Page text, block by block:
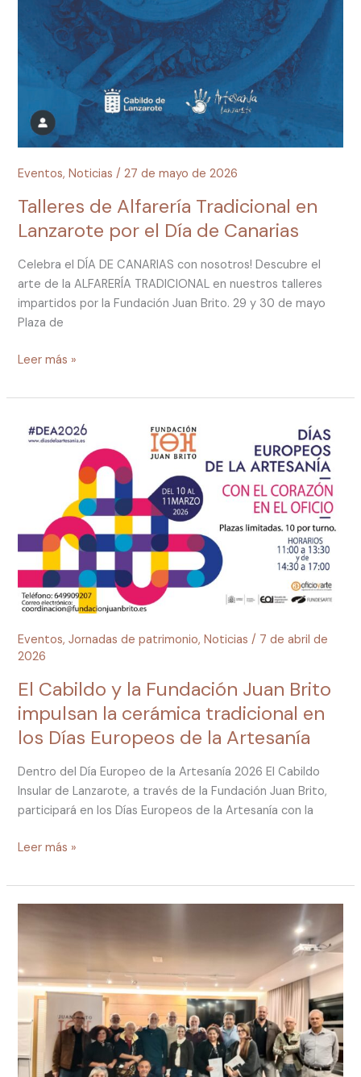
Eventos,Noticias /27 de mayo de 2026
Talleres de Alfarería Tradicional en
Lanzarote por el Día de Canarias
Celebra el DÍA DE CANARIAS con nosotros! Descubre el
arte de la ALFARERÍA TRADICIONAL en nuestros talleres
impartidos por la Fundación Juan Brito. 29 y 30 de mayo
Plaza de
Leer más »
Eventos,Jornadas de patrimonio,Noticias / 7 de abril de
2026
El Cabildo y la Fundación Juan Brito
impulsan la cerámica tradicional en
los Días Europeos de la Artesanía
Dentro del Día Europeo de la Artesanía 2026 El Cabildo
Insular de Lanzarote, a través de la Fundación Juan Brito,
participará en los Días Europeos de la Artesanía con la
Cabildo
Fundación
Brito
cerámica
tradicional
en
los
Europeos
de
la
Leer más »
Unir
saberes
proteger
lo
que
somos:
nace
el